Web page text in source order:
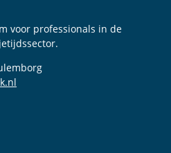
voor professionals in de